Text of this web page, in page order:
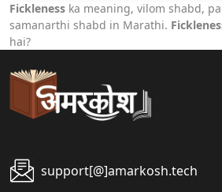
Fickleness ka meaning, vilom shabd,
samanarthi shabd in Marathi.
hai?
support[@]amarkosh.tech